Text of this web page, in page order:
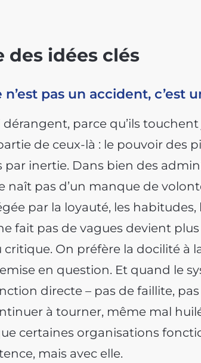
des idées clés
pas un accident, c’est
parce qu’ils touchent
de ceux-là : le pouvoir des
par inertie. Dans bien des
naît pas d’un manque de
par la loyauté, les habitudes,
fait pas de vagues devient plus
On préfère la docilité à
en question. Et quand le
directe – pas de faillite,
à tourner, même mal
certaines organisations
mais avec elle.